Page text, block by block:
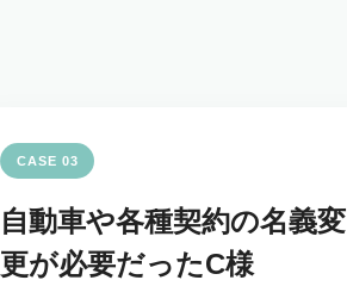
CASE 03
自動車や各種契約の名義変
更が必要だったC様